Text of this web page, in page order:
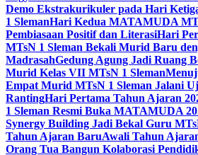
Demo Ekstrakurikuler pada Hari
1 SlemanHari Kedua MATAMUDA
Pembiasaan Positif dan LiterasiHari
MTsN 1 Sleman Bekali Murid Baru
MadrasahGedung Agung Jadi Ruang
Murid Kelas VII MTsN 1 Sleman
Empat Murid MTsN 1 Sleman Jalani
RantingHari Pertama Tahun Ajaran
1 Sleman Resmi Buka MATAMUDA
Synergy Building Jadi Bekal Guru
Tahun Ajaran BaruAwali Tahun
Orang Tua Bangun Kolaborasi